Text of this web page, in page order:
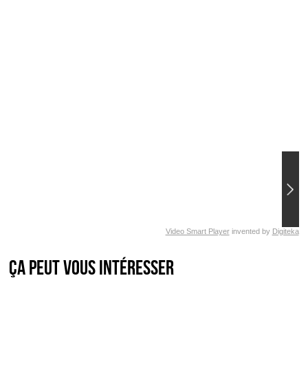
Video Smart Playerinvented by Digiteka
Ça peut vous intéresser